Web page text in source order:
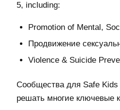
5, including:
Promotion of Mental,
Продвижение
Violence & Suicide
Сообщества для Safe Kids
решать многие ключевые